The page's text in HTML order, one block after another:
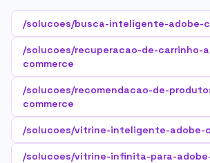
/solucoes/busca-inteligente-adobe-
/solucoes/recuperacao-de-carrinho-
commerce
/solucoes/recomendacao-de-
commerce
/solucoes/vitrine-inteligente-adobe-
/solucoes/vitrine-infinita-para-